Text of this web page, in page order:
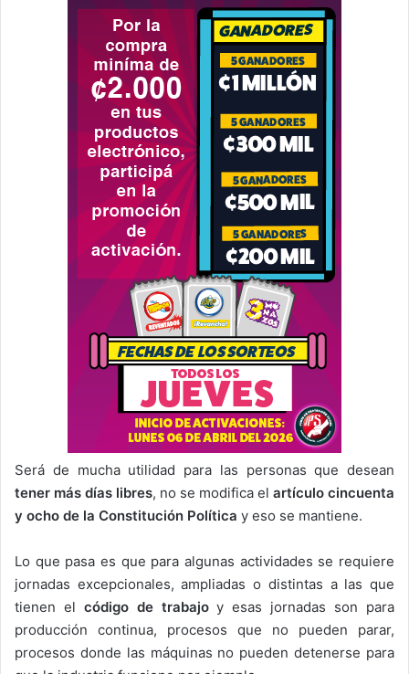
Será de mucha utilidad para las personas que desean
tener más días libres, no se modifica el artículo cincuenta
y ocho de la Constitución Política y eso se mantiene.
Lo que pasa es que para algunas actividades se requiere
jornadas excepcionales, ampliadas o distintas a las que
tienen el código de trabajoy esas jornadas son para
producción continua, procesos que no pueden parar,
procesos donde las máquinas no pueden detenerse para